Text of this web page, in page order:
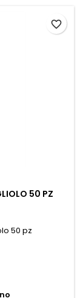
50 PZ
50 pz
favorite_border